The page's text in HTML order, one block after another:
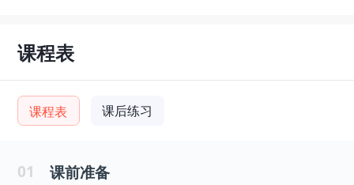
课程表
课程表 课后练习
01 课前准备